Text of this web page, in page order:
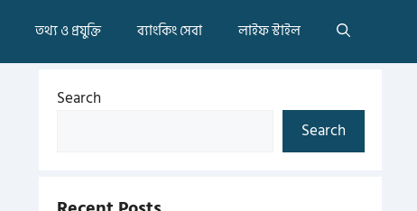
তথ্য ও প্রযুক্তি ব্যাংকিং সেবা লাইফ স্টাইল
Search
Search